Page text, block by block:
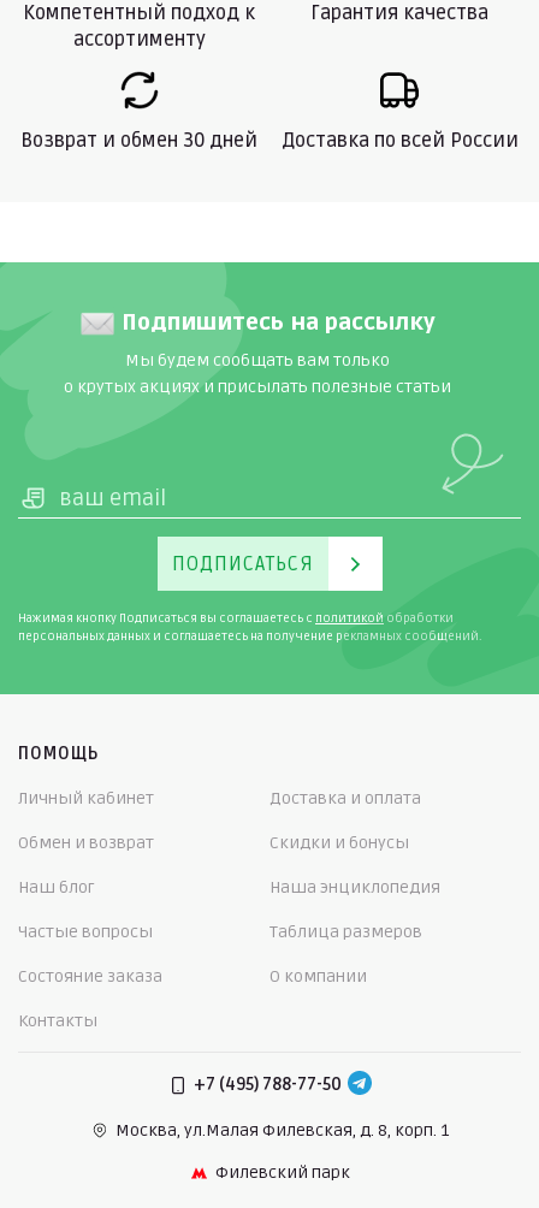
Компетентный подход к
ассортименту
Гарантия качества
Возврат и обмен 30 дней Доставка по всей России
Подпишитесь на рассылку
Мы будем сообщать вам только
о крутых акциях и присылать полезные статьи
ПОДПИСАТЬСЯ
Нажимая кнопку Подписаться вы соглашаетесь с политикой обработки
персональных данных и соглашаетесь на получение рекламных сообщений.
ПОМОЩЬ
Личный кабинет Доставка и оплата
Обмен и возврат Скидки и бонусы
Наш блог Наша энциклопедия
Частые вопросы Таблица размеров
Состояние заказа О компании
Контакты
+7 (495) 788-77-50
Москва, ул.Малая Филевская, д. 8, корп. 1
Филевский парк